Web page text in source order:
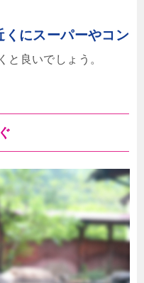
くにスーパーやコン
と良いでしょう。